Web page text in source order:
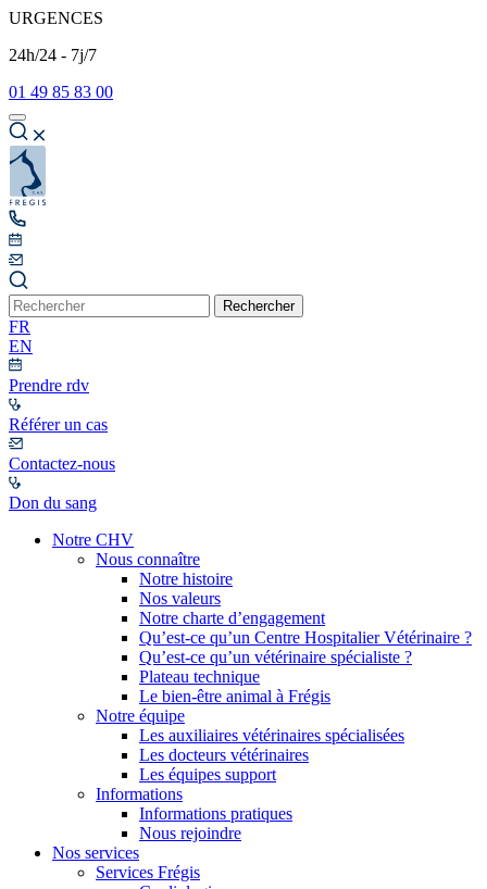
URGENCES
24h/24 - 7j/7
01 49 85 83 00
Rechercher
FR
EN
Prendre rdv
Référer un cas
Contactez-nous
Don du sang
Notre CHV
Nous connaître
Notre histoire
Nos valeurs
Notre charte d’engagement
Qu’est-ce qu’un Centre Hospitalier Vétérinaire ?
Qu’est-ce qu’un vétérinaire spécialiste ?
Plateau technique
Le bien-être animal à Frégis
Notre équipe
Les auxiliaires vétérinaires spécialisées
Les docteurs vétérinaires
Les équipes support
Informations
Informations pratiques
Nous rejoindre
Nos services
Services Frégis